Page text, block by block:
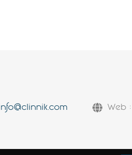
info@clinnik.com Web :